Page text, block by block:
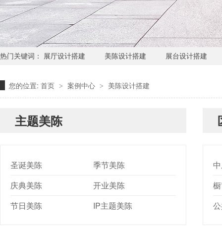
热门关键词： 展厅设计搭建 美陈设计搭建 展台设计搭建
您的位置: 首页 > 案例中心 > 美陈设计搭建
主题美陈
圣诞美陈
季节美陈
庆典美陈
开业美陈
节日美陈
IP主题美陈